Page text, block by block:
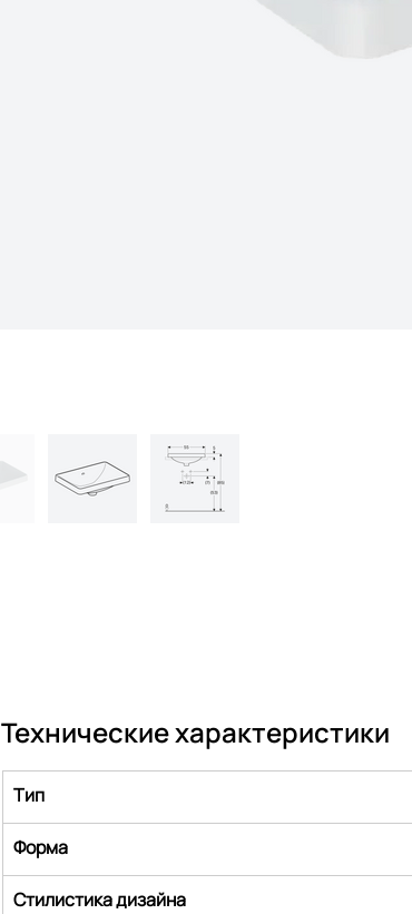
Технические характеристики
Тип
Форма
Стилистика дизайна